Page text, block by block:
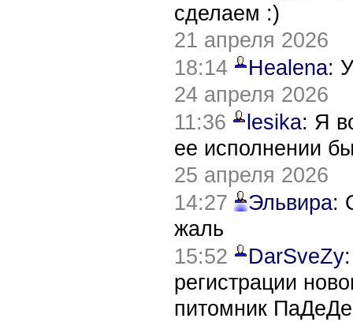
сделаем :)
21 апреля 2026
18:14
Healena:
24 апреля 2026
11:36
lesika: Я
ее исполнении
25 апреля 2026
14:27
Эльвира:
жаль
15:52
DarSveZy
регистрации
питомник